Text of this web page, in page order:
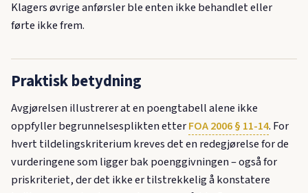
Klagers øvrige anførsler ble enten ikke behandlet eller
førte ikke frem.
Praktisk betydning
Avgjørelsen illustrerer at en poengtabell alene ikke
oppfyller begrunnelsesplikten etterFOA 2006 § 11-14. For
hvert tildelingskriterium kreves det en redegjørelse for de
vurderingene som ligger bak poenggivningen – også for
priskriteriet, der det ikke er tilstrekkelig å konstatere